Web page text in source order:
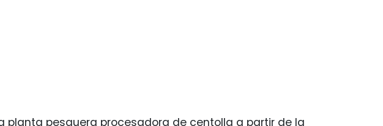
planta pesquera procesadora de centolla a partir de la